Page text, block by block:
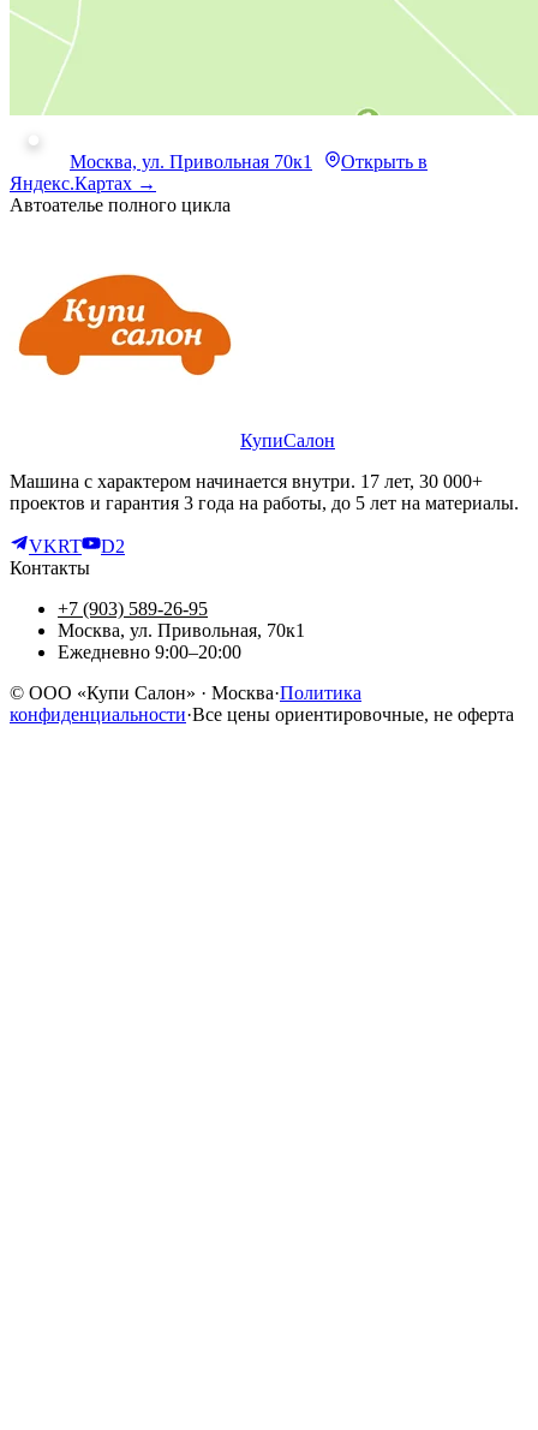
Москва, ул. Привольная 70к1
Открыть в
Яндекс.Картах →
Автоателье полного цикла
КупиСалон
Машина с характером начинается внутри. 17 лет, 30 000+
проектов и гарантия 3 года на работы, до 5 лет на материалы.
VKRT
D2
Контакты
+7 (903) 589-26-95
Москва, ул. Привольная, 70к1
Ежедневно 9:00–20:00
© ООО «Купи Салон» · Москва·Политика
конфиденциальности·Все цены ориентировочные, не оферта